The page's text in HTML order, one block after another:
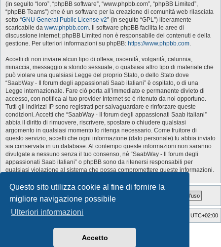
Questo sito utilizza cookie al fine di fornire la
migliore navigazione possibile
Ulteriori informazioni
Accetto
(in seguito “loro”, “phpBB software”, “www.phpbb.com”, “phpBB Limited”,
“phpBB Teams”) che è un software per la creazione di comunità web rilasciata
sotto “GNU General Public License v2” (in seguito “GPL”) liberamente
scaricabile da www.phpbb.com. Il software phpBB facilita le aree di
discussione internet; phpBB Limited non è responsabile dei contenuti e della
gestione. Per ulteriori informazioni su phpBB: https://www.phpbb.com.
Accetti di non inviare alcun tipo di offesa, oscenità, volgarità, calunnia,
minaccia, messaggio a sfondo sessuale, o qualsiasi altro tipo di materiale che
può violare una qualsiasi Legge del proprio Stato, o dello Stato dove
“SaabWay - Il forum degli appassionati Saab italiani” è ospitato, o di una
Legge internazionale. Fare ciò porta all’immediato e permanente divieto di
accesso, con notifica al tuo provider Internet se è ritenuto da noi opportuno.
Tutti gli indirizzi IP sono registrati per salvaguardare e rinforzare queste
condizioni. Accetti che “SaabWay - Il forum degli appassionati Saab italiani”
abbia il diritto di rimuovere, riscrivere, spostare o chiudere qualsiasi
argomento in qualsiasi momento lo ritenga necessario. Come fruitore di
questo servizio, accetti che ogni informazione (dato personale) tu abbia inviato
sia conservata in un database. Al contempo queste informazioni non saranno
divulgate a nessuno senza il tuo consenso, né “SaabWay - Il forum degli
appassionati Saab italiani” o phpBB sono da ritenersi responsabili per
qualsiasi violazione al sistema che possa compromettere queste informazioni.
SaabWay Club Indice UTC+02:00
GTA game
phpBB® Forum Software © phpBB Limited